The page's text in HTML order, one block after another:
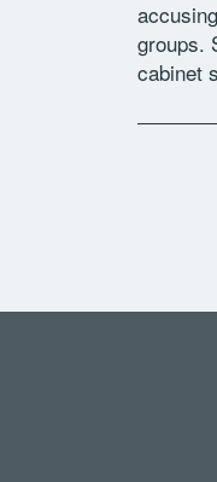
groups.
cabinet
and